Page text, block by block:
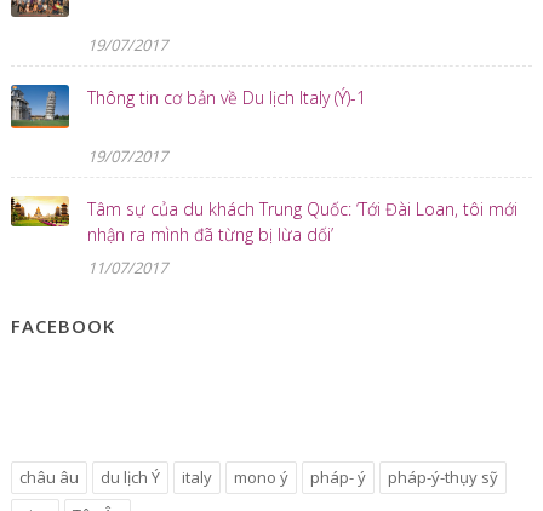
19/07/2017
Thông tin cơ bản về Du lịch Italy (Ý)-1
19/07/2017
Tâm sự của du khách Trung Quốc: ‘Tới Đài Loan, tôi mới
nhận ra mình đã từng bị lừa dối’
11/07/2017
FACEBOOK
châu âu du lịch Ý italy mono ý pháp- ý
pháp-ý-thụy sỹ